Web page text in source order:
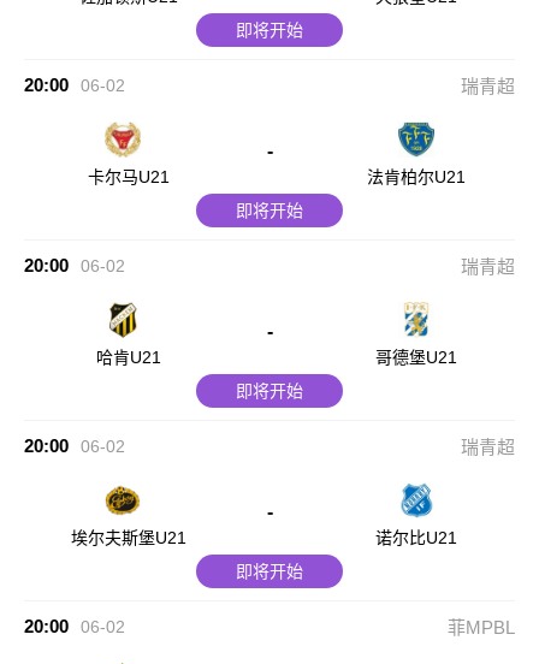
即将开始
20:00 06-02 瑞青超
卡尔马U21
-
法肯柏尔U21
即将开始
20:00 06-02 瑞青超
哈肯U21
-
哥德堡U21
即将开始
20:00 06-02 瑞青超
埃尔夫斯堡U21
-
诺尔比U21
即将开始
20:00 06-02 菲MPBL